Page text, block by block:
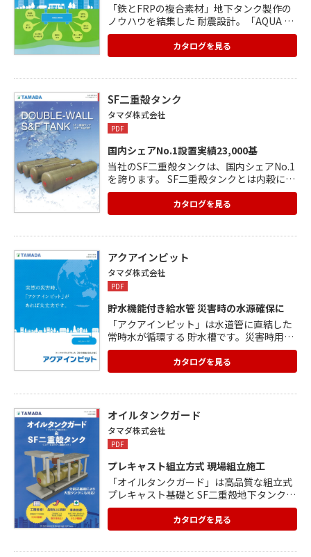
「鉄とFRPの複合素材」地下タンク製作の
ノウハウを結集した 耐震設計。「AQUA AN
GEL アクアエンジェル」 アクアエンジェル
は、緊急時必要な水を確実に保管できる 耐
震性貯水槽・防火水槽です。 <(一財)日本消
の オリジナル技術を駆使し、安全安心をご
提供いたします。 また、メンテナンスも半
世紀不要を実現しておりますので、 お気軽
にお問い合わせください。
カタログを見る
SF二重殻タンク
タマダ株式会社
PDF
国内シェアNo.1設置実績23,000基
当社のSF二重殻タンクは、国内シェアNo.1
を誇ります。 SF二重殻タンクとは内穀に鋼
板、外殻FRPを使用した二重殻構造と 漏洩
検知装置(リークモニター)を組合わせた画
期的なタンクです。 また、スーパーSF二重
クとなります。 内容物に合わせた特殊仕様
のタンク製作も可能ですので、 ご相談くだ
さい。主な用途では、航空燃料用タンク
で、防災ヘリ、 ドクターヘリ、医療ヘリな
どでも使用頂いております。 詳細などはカ
タログをご覧ください。
カタログを見る
アクアインピット
タマダ株式会社
PDF
貯水機能付き給水管 災害時の水源確保に
「アクアインピット」は水道管に直結した
常時水が循環する 貯水槽です。災害時用に
水を貯めておくタンクとは違い、水が 滞留
しませんので、通常時はそのまま水道水と
して使え、 いざという時には飲料水や消火
および災害時ともに大切な水を守ります。
詳細はカタログをご覧ください。
カタログを見る
オイルタンクガード
タマダ株式会社
PDF
プレキャスト組立方式 現場組立施工
「オイルタンクガード」は高品質な組立式
プレキャスト基礎と SF二重殻地下タンクの
現場組立施工方法です。 単純施工で、従来
の現場コンクリート打ち施工に比べ現場施
工を 最小限とすることで、大幅な工期短縮
カタログを見る